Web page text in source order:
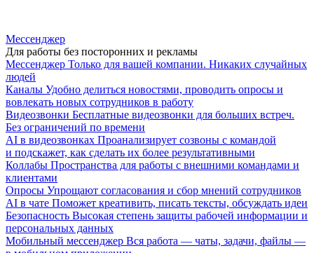
Мессенджер
Для работы без посторонних и рекламы
Мессенджер Только для вашей компании. Никаких случайных
людей
Каналы Удобно делиться новостями, проводить опросы и
вовлекать новых сотрудников в работу
Видеозвонки Бесплатные видеозвонки для больших встреч.
Без ограничений по времени
AI в видеозвонках Проанализирует созвоны с командой
и подскажет, как сделать их более результативными
Коллабы Пространства для работы с внешними командами и
клиентами
Опросы Упрощают согласования и сбор мнений сотрудников
AI в чате Поможет креативить, писать тексты, обсуждать идеи
Безопасность Высокая степень защиты рабочей информации и
персональных данных
Мобильный мессенджер Вся работа — чаты, задачи, файлы —